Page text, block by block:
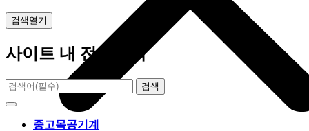
검색열기
사이트 내 전체검색
검색
중고목공기계